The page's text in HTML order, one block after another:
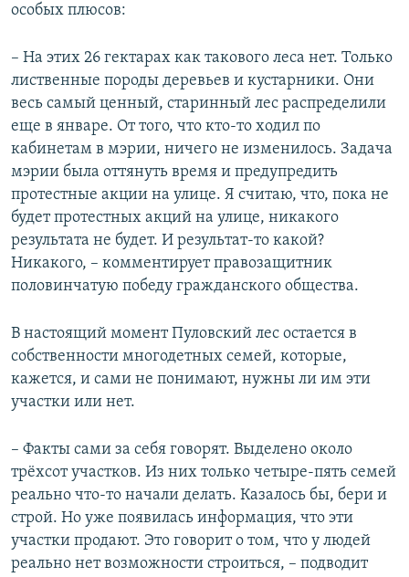
особых плюсов:
– На этих 26 гектарах как такового леса нет. Только
лиственные породы деревьев и кустарники. Они
весь самый ценный, старинный лес распределили
еще в январе. От того, что кто-то ходил по
кабинетам в мэрии, ничего не изменилось. Задача
мэрии была оттянуть время и предупредить
протестные акции на улице. Я считаю, что, пока не
будет протестных акций на улице, никакого
результата не будет. И результат-то какой?
Никакого, – комментирует правозащитник
половинчатую победу гражданского общества.
В настоящий момент Пуловский лес остается в
собственности многодетных семей, которые,
кажется, и сами не понимают, нужны ли им эти
участки или нет.
– Факты сами за себя говорят. Выделено около
трёхсот участков. Из них только четыре-пять семей
реально что-то начали делать. Казалось бы, бери и
строй. Но уже появилась информация, что эти
участки продают. Это говорит о том, что у людей
реально нет возможности строиться, – подводит